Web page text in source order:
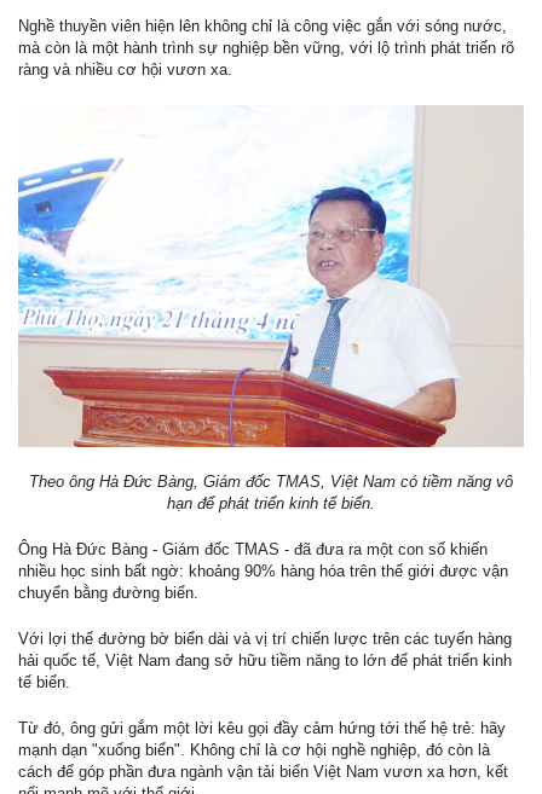
Nghề thuyền viên hiện lên không chỉ là công việc gắn với sóng nước,
mà còn là một hành trình sự nghiệp bền vững, với lộ trình phát triển rõ
ràng và nhiều cơ hội vươn xa.
Theo ông Hà Đức Bàng, Giám đốc TMAS, Việt Nam có tiềm năng vô
hạn để phát triển kinh tế biển.
Ông Hà Đức Bàng - Giám đốc TMAS - đã đưa ra một con số khiến
nhiều học sinh bất ngờ: khoảng 90% hàng hóa trên thế giới được vận
chuyển bằng đường biển.
Với lợi thế đường bờ biển dài và vị trí chiến lược trên các tuyến hàng
hải quốc tế, Việt Nam đang sở hữu tiềm năng to lớn để phát triển kinh
tế biển.
Từ đó, ông gửi gắm một lời kêu gọi đầy cảm hứng tới thế hệ trẻ: hãy
mạnh dạn "xuống biển". Không chỉ là cơ hội nghề nghiệp, đó còn là
cách để góp phần đưa ngành vận tải biển Việt Nam vươn xa hơn, kết